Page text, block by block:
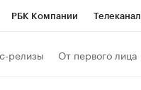
РБК Компании Телеканал
релизы От первого лица